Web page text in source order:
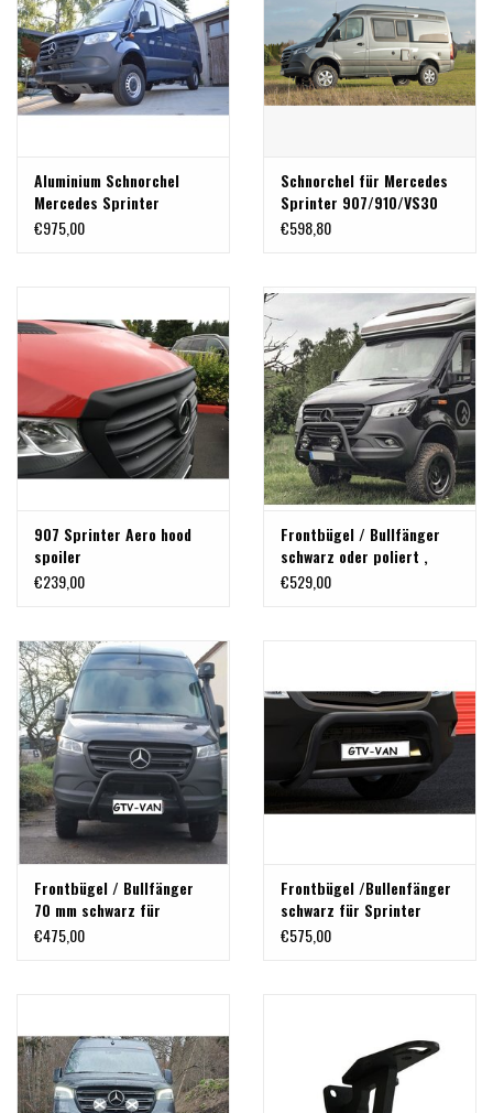
Aluminium Schnorchel
Mercedes Sprinter
907/VS30
€975,00
Schnorchel für Mercedes
Sprinter 907/910/VS30
(2018+)
€598,80
907 Sprinter Aero hood
spoiler
/Motorhaubenaufsatz
€239,00
Frontbügel / Bullfänger
schwarz oder poliert ,
MERCEDES-BENZ Sprinter
€529,00
Frontbügel / Bullfänger
70 mm schwarz für
MERCEDES-BENZ Sprinter
€475,00
Frontbügel /Bullenfänger
schwarz für Sprinter
907/VS30 ab 06/2018
€575,00